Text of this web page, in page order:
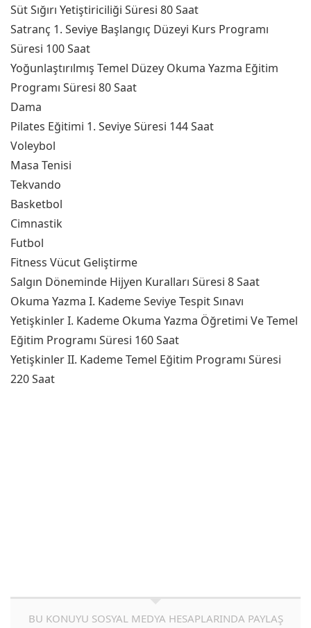
Süt Sığırı Yetiştiriciliği Süresi 80 Saat
Satranç 1. Seviye Başlangıç Düzeyi Kurs Programı
Süresi 100 Saat
Yoğunlaştırılmış Temel Düzey Okuma Yazma Eğitim
Programı Süresi 80 Saat
Dama
Pilates Eğitimi 1. Seviye Süresi 144 Saat
Voleybol
Masa Tenisi
Tekvando
Basketbol
Cimnastik
Futbol
Fitness Vücut Geliştirme
Salgın Döneminde Hijyen Kuralları Süresi 8 Saat
Okuma Yazma I. Kademe Seviye Tespit Sınavı
Yetişkinler I. Kademe Okuma Yazma Öğretimi Ve Temel
Eğitim Programı Süresi 160 Saat
Yetişkinler II. Kademe Temel Eğitim Programı Süresi
220 Saat
BU KONUYU SOSYAL MEDYA HESAPLARINDA PAYLAŞ